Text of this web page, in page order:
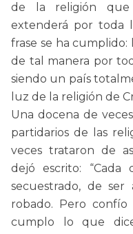
de la religión que
extenderá por toda
frase se ha
de tal manera por
siendo un país
luz de la religión de
Una docena de
partidarios de las
veces trataron de
dejó escrito:
secuestrado, de
robado. Pero
cumplo lo que